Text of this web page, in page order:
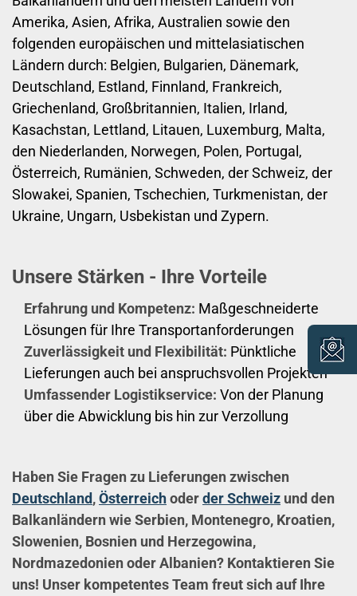
Amerika, Asien, Afrika, Australien sowie den
folgenden europäischen und mittelasiatischen
Ländern durch: Belgien, Bulgarien, Dänemark,
Deutschland, Estland, Finnland, Frankreich,
Griechenland, Großbritannien, Italien, Irland,
Kasachstan, Lettland, Litauen, Luxemburg, Malta,
den Niederlanden, Norwegen, Polen, Portugal,
Österreich, Rumänien, Schweden, der Schweiz, der
Slowakei, Spanien, Tschechien, Turkmenistan, der
Ukraine, Ungarn, Usbekistan und Zypern.
Unsere Stärken - Ihre Vorteile
Erfahrung und Kompetenz: Maßgeschneiderte
Lösungen für Ihre Transportanforderungen
Zuverlässigkeit und Flexibilität: Pünktliche
Lieferungen auch bei anspruchsvollen Projekten
Umfassender Logistikservice: Von der Planung
über die Abwicklung bis hin zur Verzollung
Haben Sie Fragen zu Lieferungen zwischen
Deutschland,Österreichoderder Schweiz und den
Balkanländern wie Serbien, Montenegro, Kroatien,
Slowenien, Bosnien und Herzegowina,
Nordmazedonien oder Albanien? Kontaktieren Sie
uns! Unser kompetentes Team freut sich auf Ihre